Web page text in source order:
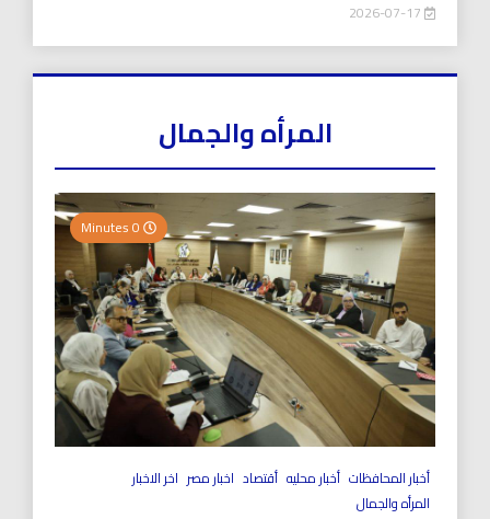
المرأه والجمال
أخبار المحافظات أخبار محليه أقتصاد اخبار مصر اخر الاخبار
المرأه والجمال